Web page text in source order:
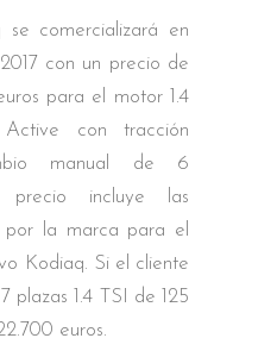
comercializará en
con un precio de
para el motor 1.4
con tracción
manual de 6
precio incluye las
por la marca para el
Kodiaq. Si el cliente
plazas 1.4 TSI de 125
euros.